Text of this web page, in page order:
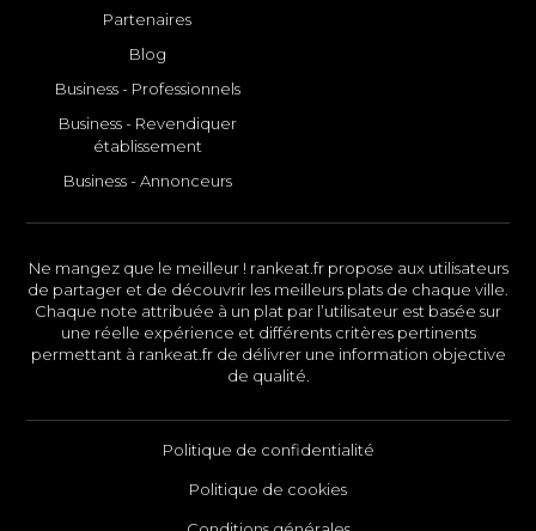
Partenaires
Blog
Business - Professionnels
Business - Revendiquer
établissement
Business - Annonceurs
Ne mangez que le meilleur ! rankeat.fr propose aux utilisateurs
de partager et de découvrir les meilleurs plats de chaque ville.
Chaque note attribuée à un plat par l’utilisateur est basée sur
une réelle expérience et différents critères pertinents
permettant à rankeat.fr de délivrer une information objective
de qualité.
Politique de confidentialité
Politique de cookies